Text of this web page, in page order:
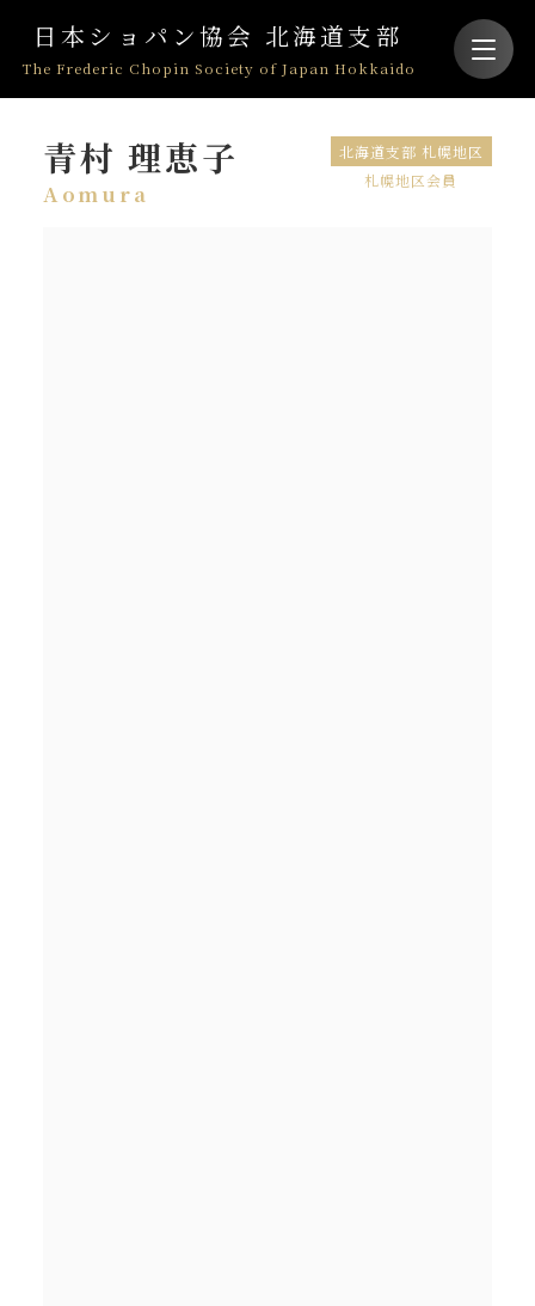
日本ショパン協会 北海道支部
The Frederic Chopin Society of Japan Hokkaido
青村 理恵子
Aomura
北海道支部 札幌地区
札幌地区会員